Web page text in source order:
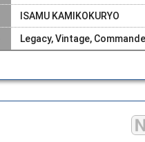
ISAMU KAMIKOKURYO
Legacy, Vintage,